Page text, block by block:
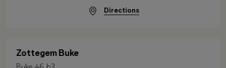
Directions
Zottegem Buke